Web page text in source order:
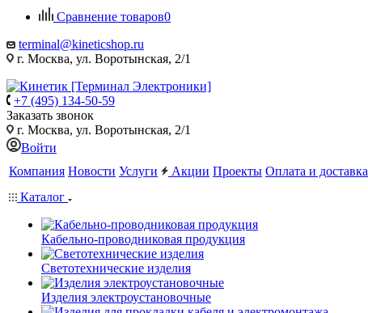
Сравнение товаров0
terminal@kineticshop.ru
г. Москва, ул. Воротынская, 2/1
+7 (495) 134-50-59
Заказать звонок
г. Москва, ул. Воротынская, 2/1
Войти
Компания Новости Услуги Акции Проекты Оплата и доставка
Каталог
Кабельно-проводниковая продукция
Светотехнические изделия
Изделия электроустановочные